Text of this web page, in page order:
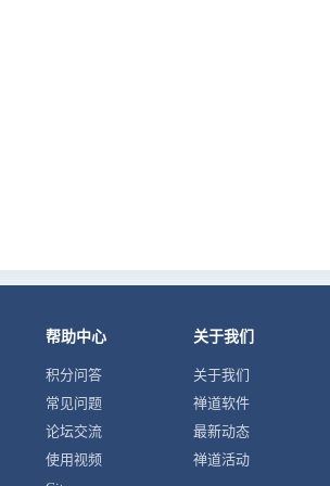
帮助中心
积分问答
常见问题
论坛交流
使用视频
关于我们
关于我们
禅道软件
最新动态
禅道活动